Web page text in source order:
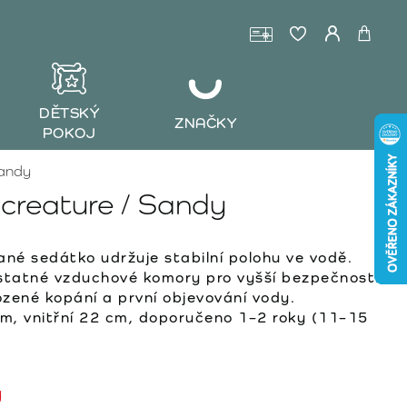
DĚTSKÝ
POKOJ
ZNAČKY
/ Sandy
sedátko udržuje stabilní polohu ve vodě.
vzduchové komory pro vyšší bezpečnost.
kopání a první objevování vody.
vnitřní 22 cm, doporučeno 1–2 roky (11–15